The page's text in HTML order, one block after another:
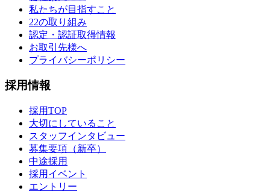
私たちが目指すこと
22の取り組み
認定・認証取得情報
お取引先様へ
プライバシーポリシー
採用情報
採用TOP
大切にしていること
スタッフインタビュー
募集要項（新卒）
中途採用
採用イベント
エントリー